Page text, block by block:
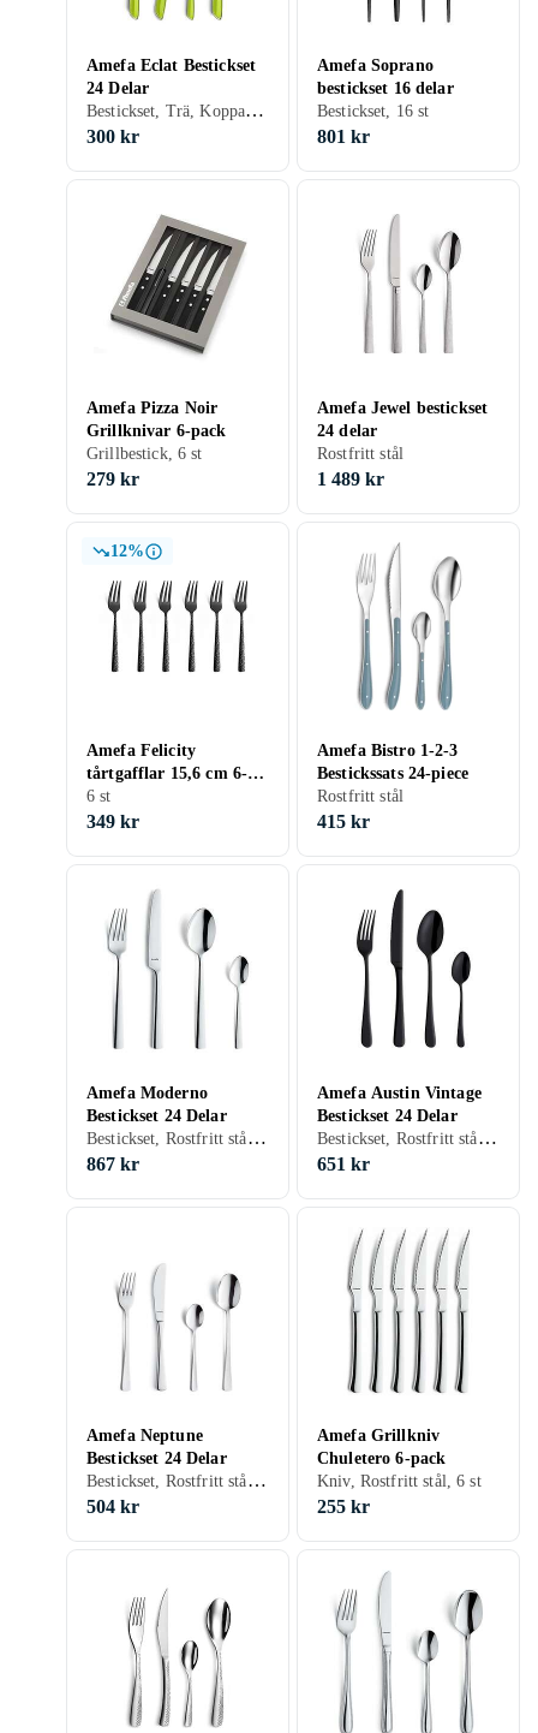
Amefa Eclat Bestickset
24 Delar
Bestickset, Trä, Koppar, Rostfritt stål, 24 st
300 kr
Amefa Soprano
bestickset 16 delar
Bestickset, 16 st
801 kr
Amefa Pizza Noir
Grillknivar 6-pack
Grillbestick, 6 st
279 kr
Amefa Jewel bestickset
24 delar
Rostfritt stål
1 489 kr
12%
Amefa Felicity
tårtgafflar 15,6 cm 6-
pack
6 st
349 kr
Amefa Bistro 1-2-3
Bestickssats 24-piece
Rostfritt stål
415 kr
Amefa Moderno
Bestickset 24 Delar
Bestickset, Rostfritt stål, 24 st
867 kr
Amefa Austin Vintage
Bestickset 24 Delar
Bestickset, Rostfritt stål, 24 st
651 kr
Amefa Neptune
Bestickset 24 Delar
Bestickset, Rostfritt stål, 24 st
504 kr
Amefa Grillkniv
Chuletero 6-pack
Kniv, Rostfritt stål, 6 st
255 kr